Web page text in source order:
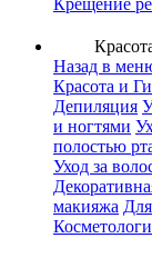
Крещение
Назад в
Красота и
Депиляция
и ногтями
полостью
Уход за
макияжа